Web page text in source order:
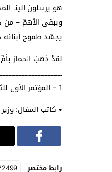
هو يرسلون إلينا
ويبقى الأهمّ – من
يجسّد طموح
لقدْ ذهبَ الحمارُ
1 – المؤتمر الأول للثقافة الشعبية في لبنان : سلام الراسي – ص. 36 .
• كاتب المقال:
رابط مختصر